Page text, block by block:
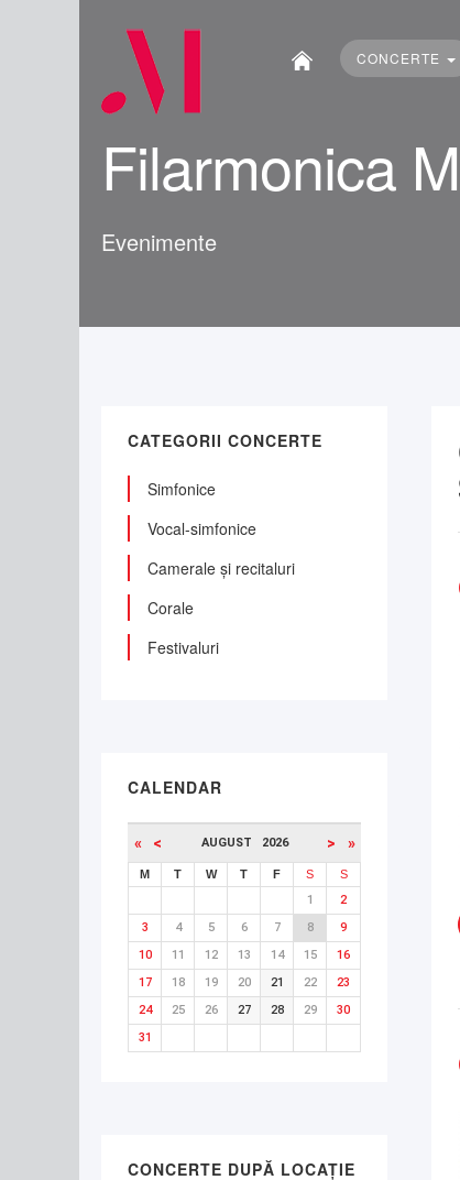
CONCERTE
Filarmonica
Evenimente
CATEGORII CONCERTE
Simfonice
Vocal-simfonice
Camerale și recitaluri
Corale
Festivaluri
CALENDAR
« < AUGUST 2026 > »
M T W T F S S
1
2
3
4 5 6 7 8
9
10
11 12 13 14 15
16
17
18 19 20 21 22
23
24
25 26 27 28 29
30
31
CONCERTE DUPĂ LOCAȚIE